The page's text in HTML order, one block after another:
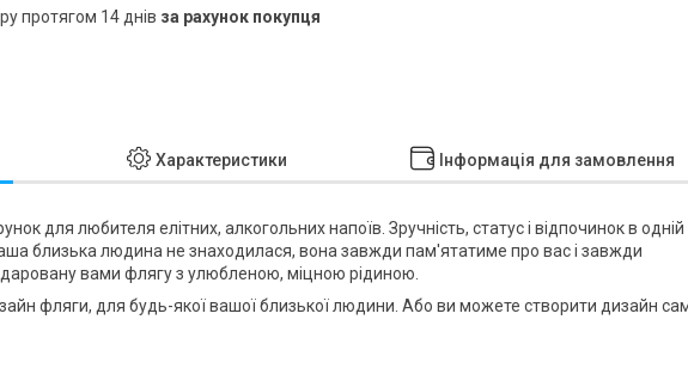
протягом 14 днів за рахунок покупця
Характеристики Інформація для замовлення
для любителя елітних, алкогольних напоїв. Зручність, статус і відпочинок в одній
близька людина не знаходилася, вона завжди пам'ятатиме про вас і завжди
вами флягу з улюбленою, міцною рідиною.
фляги, для будь-якої вашої близької людини. Або ви можете створити дизайн